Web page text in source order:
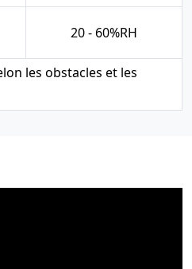
20 - 60%RH
les obstacles et les